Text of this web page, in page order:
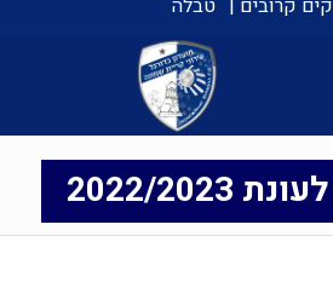
קרובים | טבלה
2023